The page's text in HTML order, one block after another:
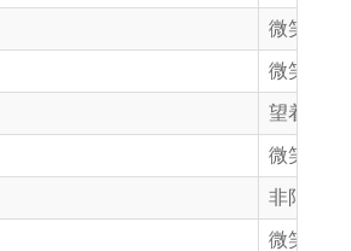
微笑明天
微笑明天
望着高墙
微笑明天
非限定
微笑明天